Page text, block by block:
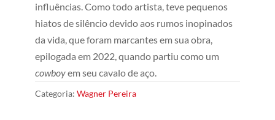
influências. Como todo artista, teve pequenos
hiatos de silêncio devido aos rumos inopinados
da vida, que foram marcantes em sua obra,
epilogada em 2022, quando partiu como um
cowboyem seu cavalo de aço.
Categoria: Wagner Pereira